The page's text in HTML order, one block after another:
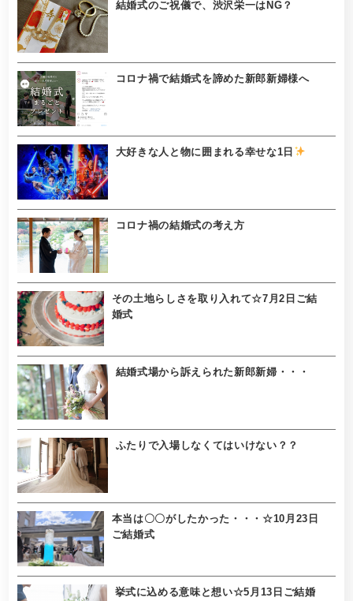
結婚式のご祝儀で、渋沢栄一はNG？
コロナ禍で結婚式を諦めた新郎新婦様へ
大好きな人と物に囲まれる幸せな1日
コロナ禍の結婚式の考え方
その土地らしさを取り入れて☆7月2日ご結
婚式
結婚式場から訴えられた新郎新婦・・・
ふたりで入場しなくてはいけない？？
本当は〇〇がしたかった・・・☆10月23日
ご結婚式
挙式に込める意味と想い☆5月13日ご結婚